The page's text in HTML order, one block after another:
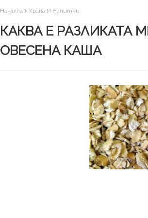
Начална Храна И Напитки
КАКВА Е РАЗЛИКАТА
ОВЕСЕНА КАША